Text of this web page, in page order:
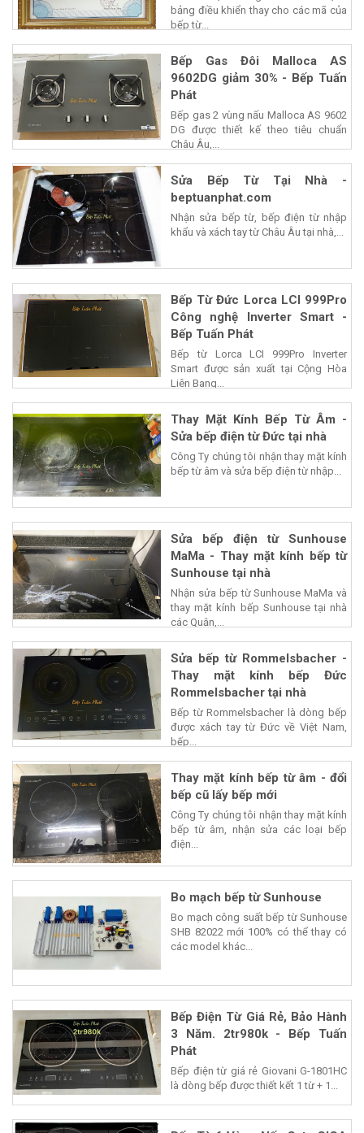
bảng điều khiển thay cho các mã của
bếp từ...
Bếp Gas Đôi Malloca AS
9602DG giảm 30% - Bếp Tuấn
Phát
Bếp gas 2 vùng nấu Malloca AS 9602
DG được thiết kế theo tiêu chuẩn
Châu Âu,...
Sửa Bếp Từ Tại Nhà -
beptuanphat.com
Nhận sửa bếp từ, bếp điện từ nhập
khẩu và xách tay từ Châu Âu tại nhà,...
Bếp Từ Đức Lorca LCI 999Pro
Công nghệ Inverter Smart -
Bếp Tuấn Phát
Bếp từ Lorca LCI 999Pro Inverter
Smart được sản xuất tại Cộng Hòa
Liên Bang...
Thay Mặt Kính Bếp Từ Âm -
Sửa bếp điện từ Đức tại nhà
Công Ty chúng tôi nhận thay mặt kính
bếp từ âm và sửa bếp điện từ nhập...
Sửa bếp điện từ Sunhouse
MaMa - Thay mặt kính bếp từ
Sunhouse tại nhà
Nhận sửa bếp từ Sunhouse MaMa và
thay mặt kính bếp Sunhouse tại nhà
các Quận,...
Sửa bếp từ Rommelsbacher -
Thay mặt kính bếp Đức
Rommelsbacher tại nhà
Bếp từ Rommelsbacher là dòng bếp
được xách tay từ Đức về Việt Nam,
bếp...
Thay mặt kính bếp từ âm - đổi
bếp cũ lấy bếp mới
Công Ty chúng tôi nhận thay mặt kính
bếp từ âm, nhận sửa các loại bếp
điện...
Bo mạch bếp từ Sunhouse
Bo mạch công suất bếp từ Sunhouse
SHB 82022 mới 100% có thể thay có
các model khác...
Bếp Điện Từ Giá Rẻ, Bảo Hành
3 Năm. 2tr980k - Bếp Tuấn
Phát
Bếp điện từ giá rẻ Giovani G-1801HC
là dòng bếp được thiết kết 1 từ + 1...